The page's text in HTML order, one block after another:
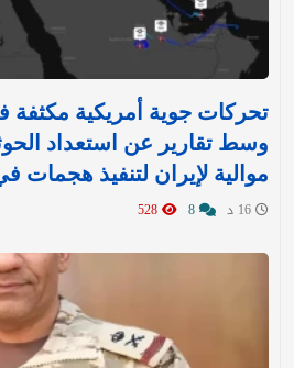
تحركات جوية أمريكية
وسط تقارير عن استعداد
موالية لإيران لتنفيذ هجمات